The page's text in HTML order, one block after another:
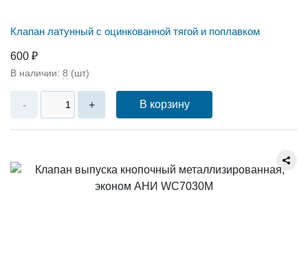
Клапан латунный с оцинкованной тягой и поплавком
600 ₽
В наличии: 8 (шт)
- + В корзину